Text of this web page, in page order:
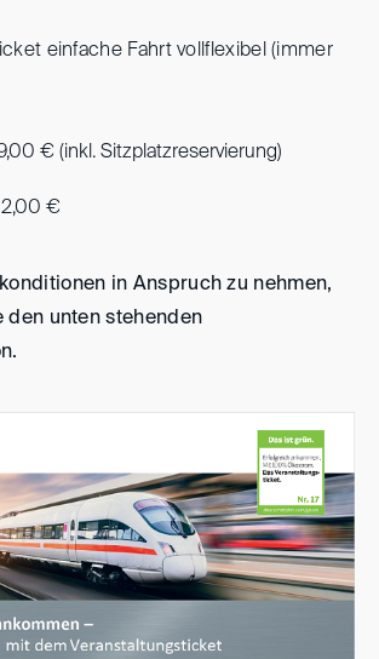
einfache Fahrt vollflexibel (immer
€ (inkl. Sitzplatzreservierung)
€
in Anspruch zu nehmen,
den unten stehenden